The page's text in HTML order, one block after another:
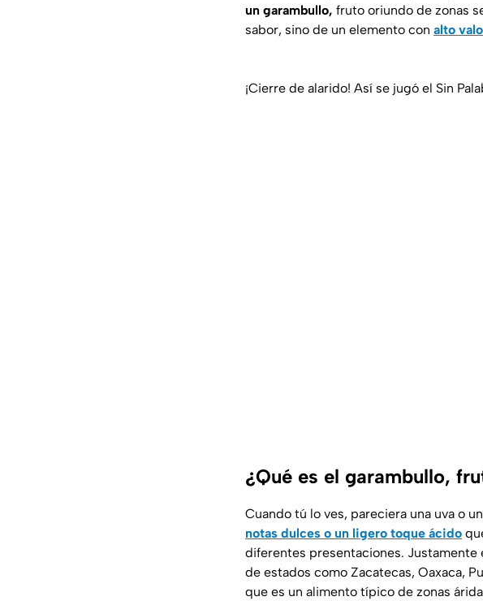
un garambullo, fruto oriundo de zonas
sabor, sino de un elemento con alto
¡Cierre de alarido! Así se jugó el Sin
¿Qué es el garambullo,
Cuando tú lo ves, pareciera una uva o
notas dulces o un ligero toque ácido
diferentes presentaciones.
de estados como Zacatecas, Oaxaca,
que es un alimento típico de zonas